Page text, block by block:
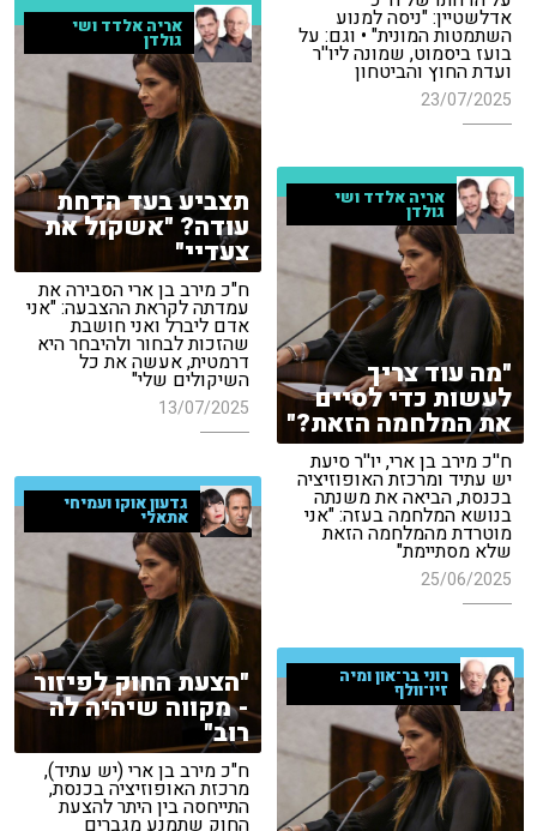
אדלשטיין: "ניסה למנוע
השתמטות המונית" • וגם: על
בועז ביסמוט, שמונה ליו''ר
ועדת החוץ והביטחון
23/07/2025
אריה אלדד ושי
גולדן
תצביע בעד הדחת
עודה? "אשקול את
צעדיי"
ח"כ מירב בן ארי הסבירה את
עמדתה לקראת ההצבעה: "אני
אדם ליברל ואני חושבת
שהזכות לבחור ולהיבחר היא
דרמטית, אעשה את כל
השיקולים שלי"
13/07/2025
אריה אלדד ושי
גולדן
"מה עוד צריך
לעשות כדי לסיים
את המלחמה הזאת?"
ח''כ מירב בן ארי, יו''ר סיעת
יש עתיד ומרכזת האופוזיציה
בכנסת, הביאה את משנתה
בנושא המלחמה בעזה: "אני
מוטרדת מהמלחמה הזאת
שלא מסתיימת"
25/06/2025
גדעון אוקו ועמיחי
אתאלי
"הצעת החוק לפיזור
- מקווה שיהיה לה
רוב"
ח"כ מירב בן ארי (יש עתיד),
מרכזת האופוזיציה בכנסת,
התייחסה בין היתר להצעת
החוק שתמנע מגברים
רוני בר־און ומיה
זיו־וולף